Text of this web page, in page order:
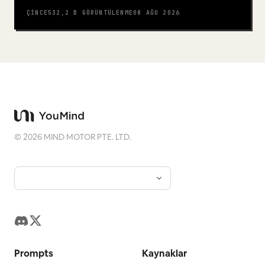
ÇINCE532,2 B GÖRÜNTÜLENME08 AĞU 2026
©2026 MIND MOTOR PTE. LTD.
Prompts Kaynaklar